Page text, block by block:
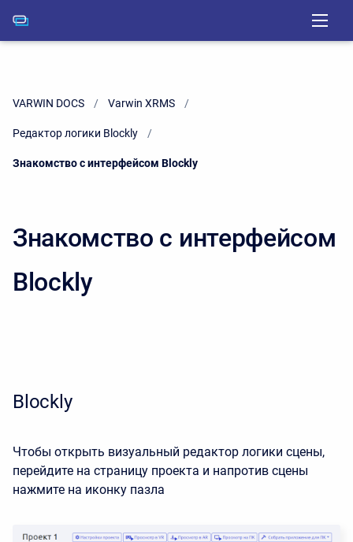
VARWIN DOCS Varwin XRMS
Редактор логики Blockly
Current:
Знакомство с интерфейсом Blockly
Знакомство с интерфейсом
Blockly
Blockly
Чтобы открыть визуальный редактор логики сцены,
перейдите на страницу проекта и напротив сцены
нажмите на иконку пазла